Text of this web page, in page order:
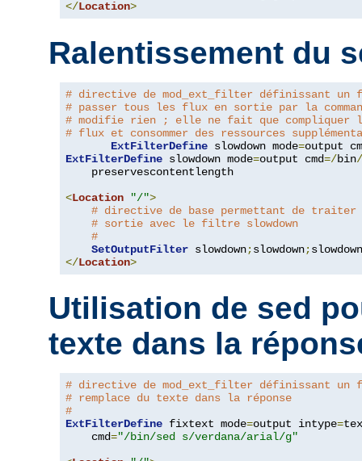
</Location>
Ralentissement du
# directive de mod_ext_filter définissant
# passer tous les flux en sortie par la
# modifie rien ; elle ne fait que compliquer le
# flux et consommer des ressources
ExtFilterDefine slowdown mode=output
ExtFilterDefine slowdown mode=output cmd=/bin/
    preservescontentlength
<Location "/">
# directive de base permettant de
# sortie avec le filtre slowdown
#
SetOutputFilter slowdown;slowdown;
</Location>
Utilisation de sed
texte dans la
# directive de mod_ext_filter définissant
# remplace du texte dans la réponse
#
ExtFilterDefine fixtext mode=output intype=
    cmd
="/bin/sed s/verdana/arial/g"